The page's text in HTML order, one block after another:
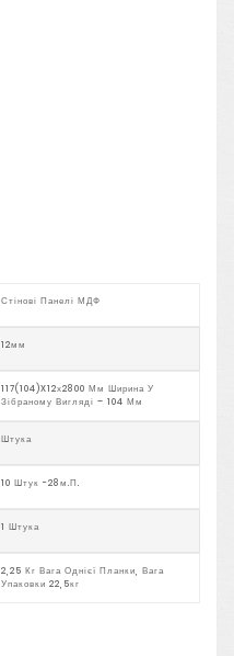
Стінові Панелі МДФ
12мм
117(104)x12х2800 Мм Ширина У
Зібраному Вигляді – 104 Мм
Штука
10 Штук -28м.п.
1 Штука
2,25 Кг Вага Однієї Планки, Вага
Упаковки 22,5кг